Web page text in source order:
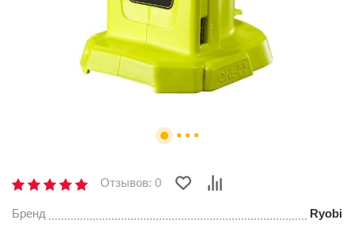
Отзывов: 0
Бренд Ryobi